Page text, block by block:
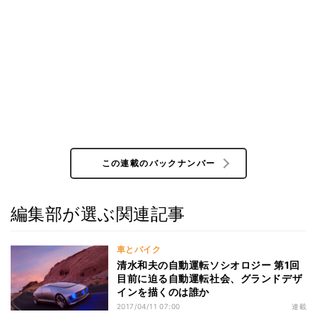
この連載のバックナンバー
編集部が選ぶ関連記事
車とバイク
清水和夫の自動運転ソシオロジー 第1回
目前に迫る自動運転社会、グランドデザ
インを描くのは誰か
2017/04/11 07:00 連載